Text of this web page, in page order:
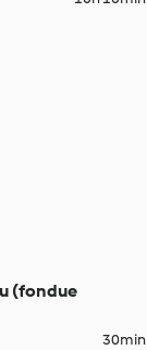
(fondue
30min